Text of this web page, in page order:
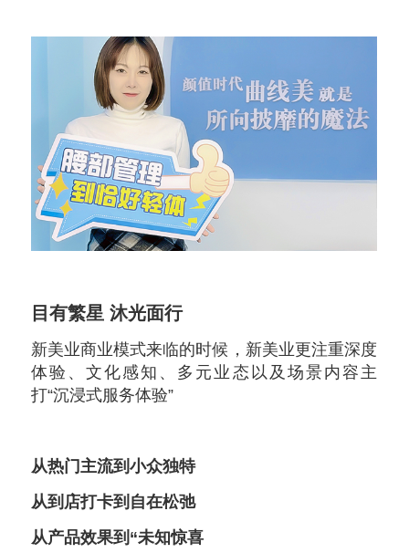
目有繁星 沐光面行
新美业商业模式来临的时候，新美业更注重深度
体验、文化感知、多元业态以及场景内容主
打“沉浸式服务体验”
从热门主流到小众独特
从到店打卡到自在松弛
从产品效果到“未知惊喜